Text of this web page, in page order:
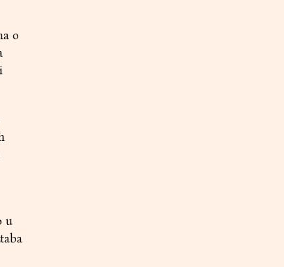
o
u